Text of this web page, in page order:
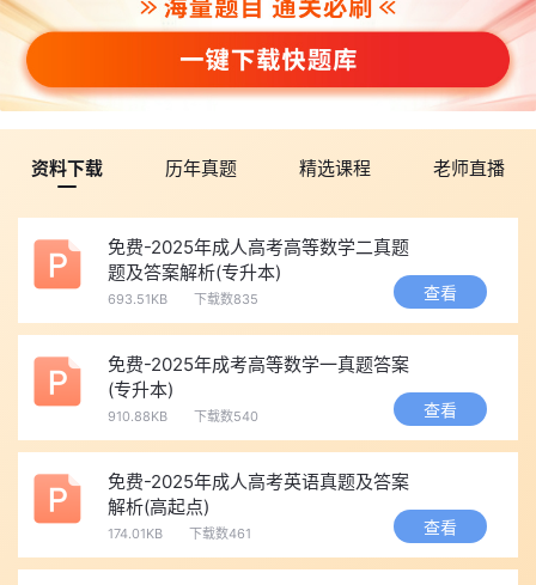
资料下载 历年真题 精选课程 老师直播
免费-2025年成人高考高等数学二真题
题及答案解析(专升本)
693.51KB 下载数835 查看
免费-2025年成考高等数学一真题答案
(专升本)
910.88KB 下载数540 查看
免费-2025年成人高考英语真题及答案
解析(高起点)
174.01KB 下载数461 查看